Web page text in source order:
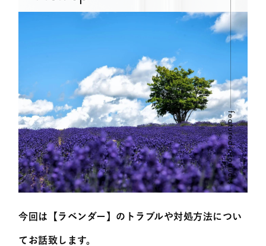
今回は【ラベンダー】のトラブルや対処方法につい
てお話致します。